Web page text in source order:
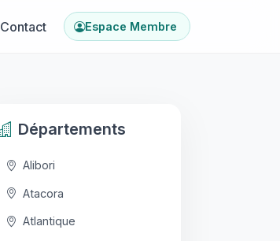
Contact Espace Membre
Départements
Alibori
Atacora
Atlantique